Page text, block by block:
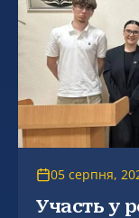
05 серпня,
Участь у